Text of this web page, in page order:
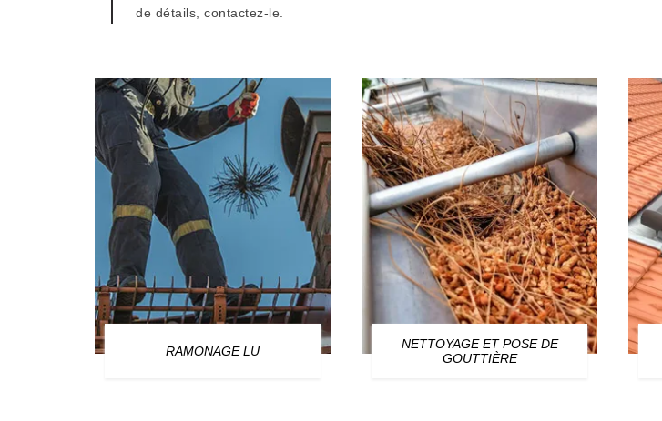
de détails, contactez-le.
RAMONAGE LU
NETTOYAGE ET POSE DE
GOUTTIÈRE